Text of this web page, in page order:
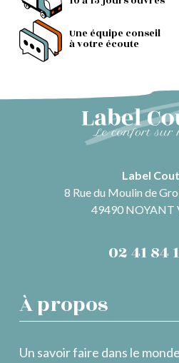
Une équipe conseil
à votre écoute
Label
8 Rue du Moulin de
49490 NOYANT
02 41 84
À propos
Un savoir faire dans le